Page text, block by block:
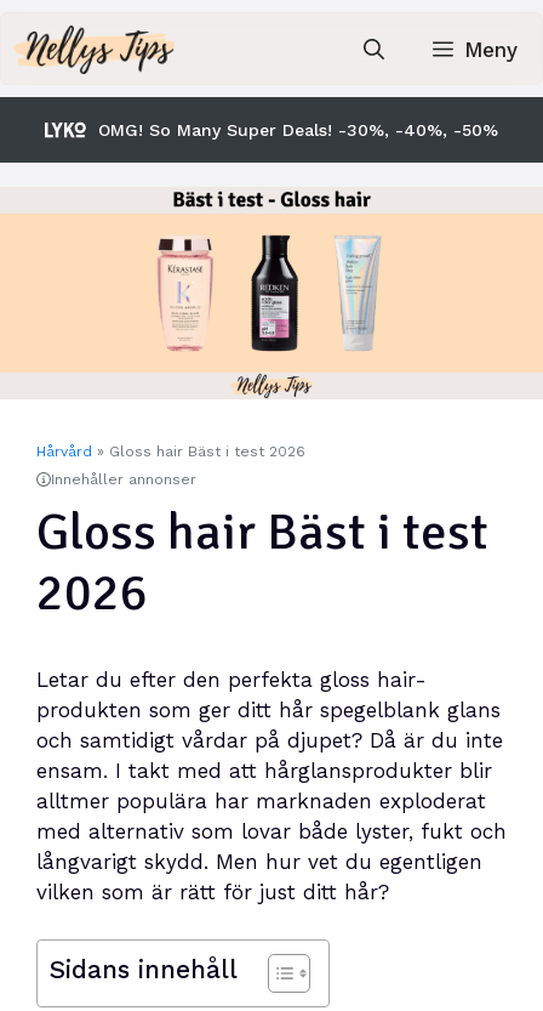
till
innehåll
Meny
OMG! So Many Super Deals! -30%, -40%, -50%
Hårvård » Gloss hair Bäst i test 2026
Innehåller annonser
Gloss hair Bäst i test
2026
Letar du efter den perfekta gloss hair-
produkten som ger ditt hår spegelblank glans
och samtidigt vårdar på djupet? Då är du inte
ensam. I takt med att hårglansprodukter blir
alltmer populära har marknaden exploderat
med alternativ som lovar både lyster, fukt och
långvarigt skydd. Men hur vet du egentligen
vilken som är rätt för just ditt hår?
Sidans innehåll